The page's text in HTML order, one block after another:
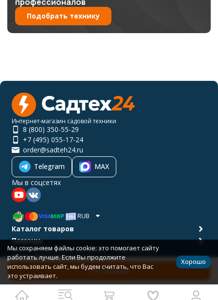
В корзину
Подобрать технику
Интернет-магазин садовой техники
8 (800) 350-55-29
+7 (495) 055-17-24
order@sadteh24.ru
Telegram
MAX
Мы в соцсетях
RUB
Каталог товаров
Помощь
Политика персональных данных
Карта сайта
© 2001-2026 САДТЕХ24
Разработано вbodysite.ru
Мы сохраняем файлы cookie: это помогает сайту
работать лучше. Если Вы продолжите
использовать сайт, мы будем считать, что Вас
это устраивает.
Хорошо